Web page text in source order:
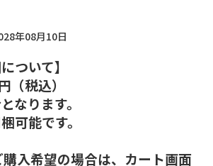
年08月10日
ついて】
（税込）
なります。
可能です。
入希望の場合は、カート画面